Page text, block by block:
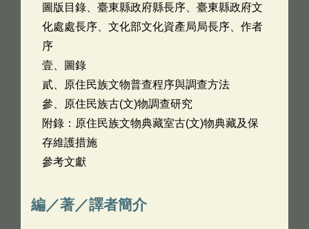
圖版目錄、臺東縣政府縣長序、臺東縣政府文
化處處長序、文化部文化資產局局長序、作者
序
壹、圖錄
貳、原住民族文物普查程序與調查方法
參、原住民族古(文)物調查研究
附錄：原住民族文物典藏室古(文)物典藏及保
存維護措施
參考文獻
編／著／譯者簡介